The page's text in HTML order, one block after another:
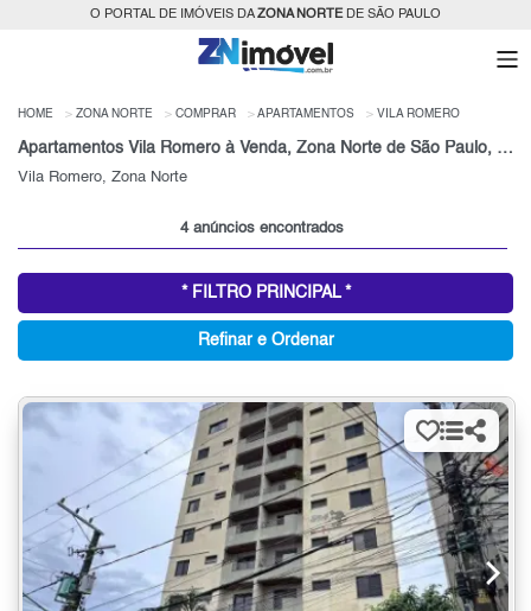
O PORTAL DE IMÓVEIS DAZONA NORTEDE SÃO PAULO
HOME ZONA NORTE COMPRAR APARTAMENTOS VILA ROMERO
Apartamentos Vila Romero à Venda, Zona Norte de São Paulo, SP
Vila Romero, Zona Norte
4 anúncios encontrados
* FILTRO PRINCIPAL *
Refinar e Ordenar